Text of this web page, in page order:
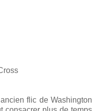
flic de Washington